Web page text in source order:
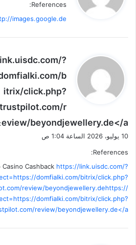
ل
References:
images.google.de
ي
و
ل
?
b
itrix/click.php?
r
eview/beyondjewellery.de</a
:
10 يوليو، 2026 الساعة 1:04 ص
References:
Casino Cashback https://link.uisdc.com/?
domfialki.com/bitrix/click.php?
review/beyondjewellery.dehttps://
domfialki.com/bitrix/click.php?
review/beyondjewellery.de</a